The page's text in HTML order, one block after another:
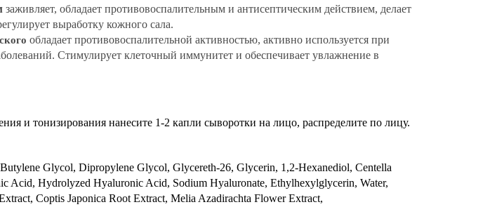
заживляет, обладает противовоспалительным и антисептическим действием, делает
выработку кожного сала.
обладает противовоспалительной активностью, активно используется при
Стимулирует клеточный иммунитет и обеспечивает увлажнение в
и тонизирования нанесите 1-2 капли сыворотки на лицо, распределите по лицу.
Glycol, Dipropylene Glycol, Glycereth-26, Glycerin, 1,2-Hexanediol, Centella
Acid, Hydrolyzed Hyaluronic Acid, Sodium Hyaluronate, Ethylhexylglycerin, Water,
Coptis Japonica Root Extract, Melia Azadirachta Flower Extract,